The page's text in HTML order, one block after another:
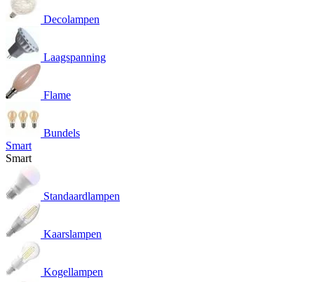
Decolampen
Laagspanning
Flame
Bundels
Smart
Smart
Standaardlampen
Kaarslampen
Kogellampen